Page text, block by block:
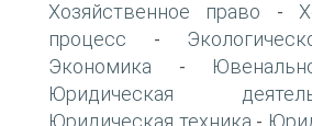
Хозяйственное право -
процесс -
Экономика -
Юридическая
Юридическая техника